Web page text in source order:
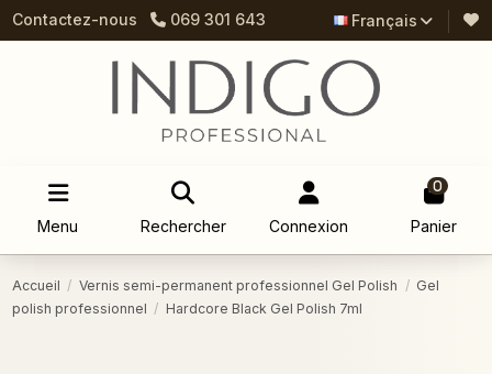
Contactez-nous 069 301 643 Français
Menu Rechercher Connexion
0
Panier
Accueil Vernis semi-permanent professionnel Gel Polish
Gel
polish professionnel
Hardcore Black Gel Polish 7ml